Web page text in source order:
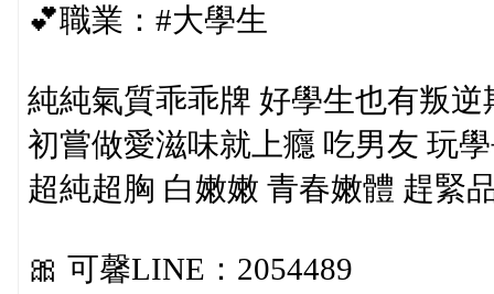
💕職業：#大學生
純純氣質乖乖牌 好學生也有叛逆
初嘗做愛滋味就上癮 吃男友 玩
超純超胸 白嫩嫩 青春嫩體 趕緊
🎀 可馨LINE：2054489